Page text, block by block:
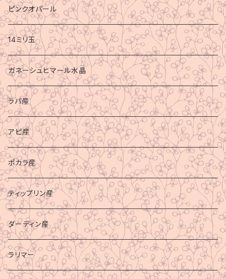
ピンクオパール
14ミリ玉
ガネーシュヒマール水晶
ラパ産
アピ産
ポカラ産
ティップリン産
ダーディン産
ラリマー